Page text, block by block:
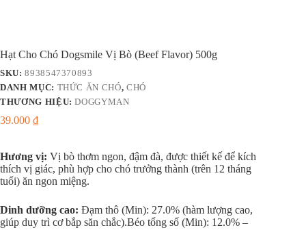
Hạt Cho Chó Dogsmile Vị Bò (Beef Flavor) 500g
SKU:8938547370893
DANH MỤC: THỨC ĂN CHÓ, CHÓ
THƯƠNG HIỆU:DOGGYMAN
39.000 ₫
Hương vị: Vị bò thơm ngon, đậm đà, được thiết kế để kích
thích vị giác, phù hợp cho chó trưởng thành (trên 12 tháng
tuổi) ăn ngon miệng.
Dinh dưỡng cao: Đạm thô (Min): 27.0% (hàm lượng cao,
giúp duy trì cơ bắp săn chắc).Béo tổng số (Min): 12.0% –